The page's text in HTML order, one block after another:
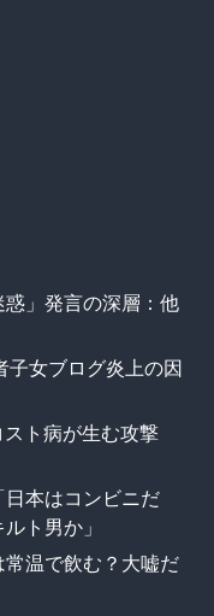
惑」発言の深層：他
子女ブログ炎上の因
スト病が生む攻撃
日本はコンビニだ
ト男か」
常温で飲む？大嘘だ